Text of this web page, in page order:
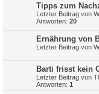
Tipps zum
Letzter Beitrag von
Antworten: 20
Ernährung von
Letzter Beitrag von
Barti frisst kein
Letzter Beitrag von
Antworten: 1